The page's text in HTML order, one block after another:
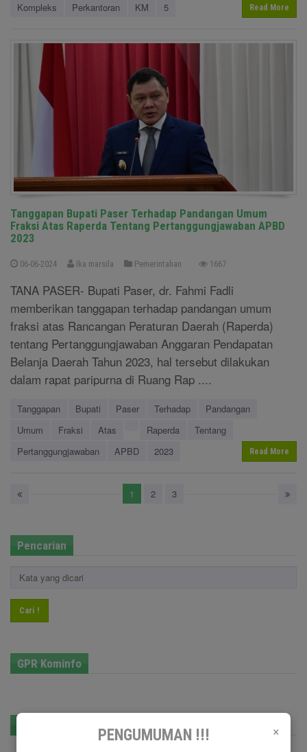
×
PENGUMUMAN !!!
Kompleks
Perkantoran KM 5 Read More
Tanggapan Bupati Paser Terhadap Pandangan Umum
Fraksi Atas Raperda Tentang Pertanggungjawaban APBD
2023
06-06-2024 Ika marsila Pemerintahan 1667
TANA PASER- Bupati Paser, dr. Fahmi Fadli
memberikan tanggapan terhadap pandangan umum
fraksi atas Rancangan Peraturan Daerah (Raperda)
tentang Pertanggungjawaban Anggaran Pendapatan
Belanja Daerah Tahun 2023, hal tersebut dilakukan
dalam rapat paripurna di Ruang Rap ....
Tanggapan Bupati Paser Terhadap
Pandangan
Umum
Fraksi Atas Raperda
Tentang
Pertanggungjawaban
APBD 2023 Read More
1 2 3
Pencarian
Cari !
GPR Kominfo